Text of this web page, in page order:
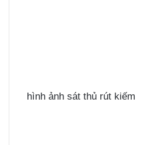
hình ảnh sát thủ rút kiếm